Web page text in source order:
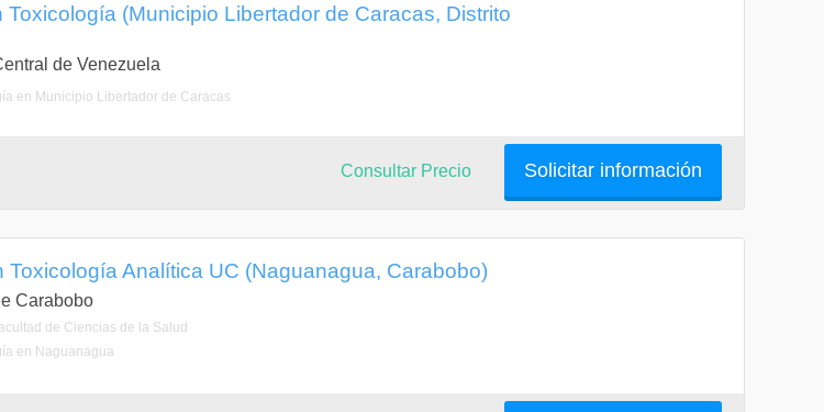
Toxicología (Municipio Libertador de Caracas, Distrito
de Venezuela
en Municipio Libertador de Caracas
Solicitar información
Consultar Precio
Toxicología Analítica UC (Naguanagua, Carabobo)
Carabobo
de Ciencias de la Salud
en Naguanagua